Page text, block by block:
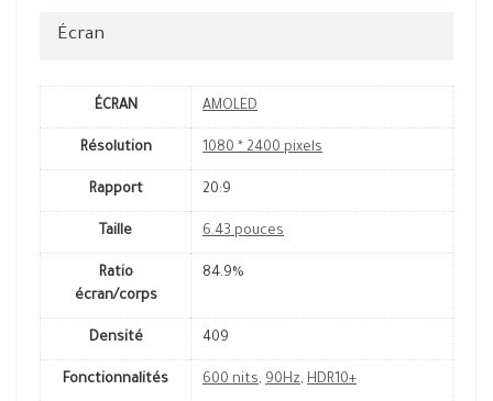
Écran
ÉCRAN AMOLED
Résolution 1080 * 2400 pixels
Rapport 20:9
Taille 6.43 pouces
Ratio
écran/corps
84.9%
Densité 409
Fonctionnalités 600 nits, 90Hz, HDR10+